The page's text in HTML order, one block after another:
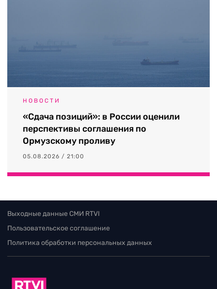
НОВОСТИ
«Сдача позиций»: в России оценили
перспективы соглашения по
Ормузскому проливу
05.08.2026 / 21:00
Выходные данные СМИ RTVI
Пользовательское соглашение
Политика обработки персональных данных